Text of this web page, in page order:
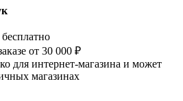
от 30 000 ₽
для интернет-магазина и может
магазинах